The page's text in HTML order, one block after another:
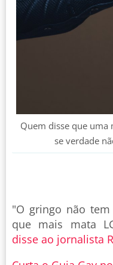
Quem disse que
se verdade
"O gringo não
que mais mata
disse ao jornalista